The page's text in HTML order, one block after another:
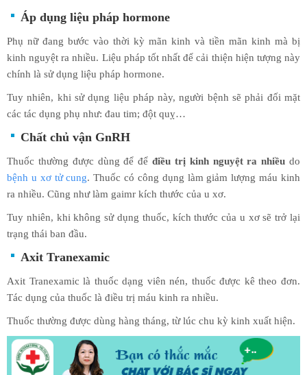
Áp dụng liệu pháp hormone
Phụ nữ đang bước vào thời kỳ mãn kinh và tiền mãn kinh mà bị
kinh nguyệt ra nhiều. Liệu pháp tốt nhất để cải thiện hiện tượng này
chính là sử dụng liệu pháp hormone.
Tuy nhiên, khi sử dụng liệu pháp này, người bệnh sẽ phải đối mặt
các tác dụng phụ như: đau tim; đột quỵ…
Chất chủ vận GnRH
Thuốc thường được dùng để để điều trị kinh nguyệt ra nhiều do
bệnh u xơ tử cung. Thuốc có công dụng làm giảm lượng máu kinh
ra nhiều. Cũng như làm gaimr kích thước của u xơ.
Tuy nhiên, khi không sử dụng thuốc, kích thước của u xơ sẽ trở lại
trạng thái ban đầu.
Axit Tranexamic
Axit Tranexamic là thuốc dạng viên nén, thuốc được kê theo đơn.
Tác dụng của thuốc là điều trị máu kinh ra nhiều.
Thuốc thường được dùng hàng tháng, từ lúc chu kỳ kinh xuất hiện.